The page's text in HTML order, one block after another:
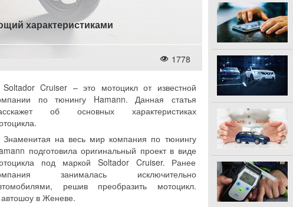
характеристиками
1778
Soltador Cruiser – это мотоцикл от известной
по тюнингу Hamann. Данная статья
об основных характеристиках
Знаменитая на весь мир компания по тюнингу
подготовила оригинальный проект в виде
под маркой Soltador Cruiser. Ранее
занималась исключительно
решив преобразить мотоцикл.
в Женеве.